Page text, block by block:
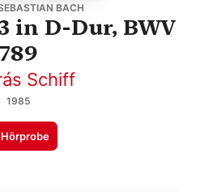
BACH
in D-Dur, BWV
789
Schiff
1985
Hörprobe